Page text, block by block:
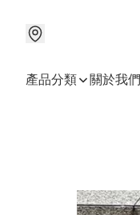
產品分類 關於我們